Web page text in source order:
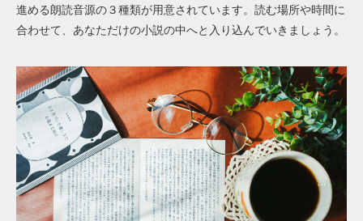
進める朗読音源の３種類が用意されています。読む場所や時間に
合わせて、あなただけの小説の中へと入り込んでいきましょう。